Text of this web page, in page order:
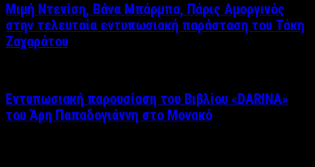
Μιμή Ντενίση, Βάνα Μπάρμπα, Πάρις Αμοργινός
στην τελευταία εντυπωσιακή παράσταση του Τάκη
Ζαχαράτου
Εντυπωσιακή παρουσίαση του Βιβλίου «DARINA»
του Άρη Παπαδογιάννη στο Μονακό